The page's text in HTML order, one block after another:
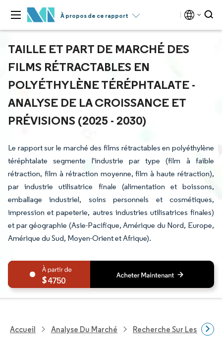
À propos de ce rapport
TAILLE ET PART DE MARCHÉ DES
FILMS RÉTRACTABLES EN
POLYÉTHYLÈNE TÉRÉPHTALATE -
ANALYSE DE LA CROISSANCE ET
PRÉVISIONS (2025 - 2030)
Le rapport sur le marché des films rétractables en polyéthylène
téréphtalate segmente l'industrie par type (film à faible
rétraction, film à rétraction moyenne, film à haute rétraction),
par industrie utilisatrice finale (alimentation et boissons,
emballage industriel, soins personnels et cosmétiques,
impression et papeterie, autres industries utilisatrices finales)
et par géographie (Asie-Pacifique, Amérique du Nord, Europe,
Amérique du Sud, Moyen-Orient et Afrique).
4750
Accueil Analyse Du Marché Recherche Sur Les